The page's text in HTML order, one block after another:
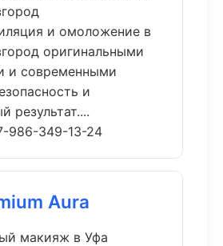
и омоложение в
оригинальными
и современными
и
результат....
986-349-13-24
Aura
макияж в Уфа